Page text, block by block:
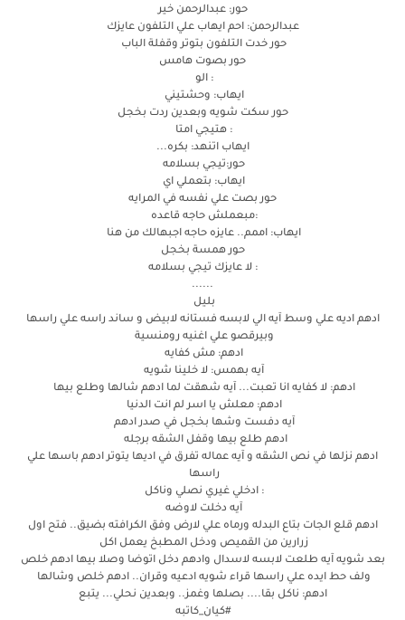
حور: عبدالرحمن خير
عبدالرحمن: احم ايهاب علي التلفون عايزك
حور خدت التلفون بتوتر وقفلة الباب
حور بصوت هامس
: الو
ايهاب: وحشتيني
حور سكت شويه وبعدين ردت بخجل
: هتيجي امتا
ايهاب اتنهد: بكره...
حور:تيجي بسلامه
ايهاب: بتعملي اي
حور بصت علي نفسه في المرايه
:مبعملش حاجه قاعده
ايهاب: اممم.. عايزه حاجه اجبهالك من هنا
حور همسة بخجل
: لا عايزك تيجي بسلامه
......
بليل
ادهم اديه علي وسط آيه الي لابسه فستانه لابيض و ساند راسه علي راسها
وبيرقصو علي اغنيه رومنسية
ادهم: مش كفايه
آيه بهمس: لا خلينا شويه
ادهم: لا كفايه انا تعبت... آيه شهقت لما ادهم شالها وطلع بيها
ادهم: معلش يا اسر لم انت الدنيا
آيه دفست وشها بخجل في صدر ادهم
ادهم طلع بيها وقفل الشقه برجله
ادهم نزلها في نص الشقه و آيه عماله تفرق في اديها يتوتر ادهم باسها علي
راسها
: ادخلي غيري نصلي وناكل
آيه دخلت لاوضه
ادهم قلع الجات بتاع البدله ورماه علي لارض وفق الكرافته بضيق.. فتح اول
زرارين من القميص ودخل المطبخ يعمل اكل
بعد شويه آيه طلعت لابسه لاسدال وادهم دخل اتوضا وصلا بيها ادهم خلص
ولف حط ايده علي راسها قراء شويه ادعيه وقران.. ادهم خلص وشالها
ادهم: ناكل بقا.... بصلها وغمز.. وبعدين نحلي... يتبع
#كيان_كاتبه